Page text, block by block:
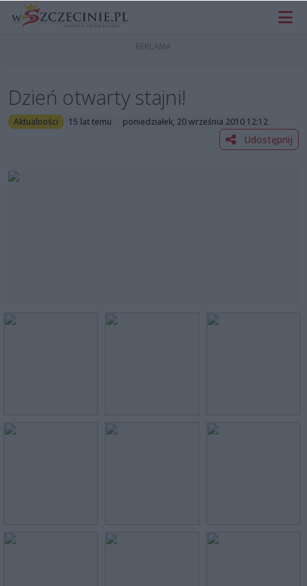
Dzień otwarty stajni!
Aktualności 15 lat temu poniedziałek, 20 września 2010 12:12
Udostępnij